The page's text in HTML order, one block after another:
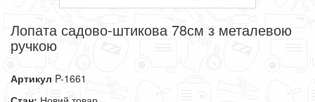
Лопата садово-штикова 78см з металевою
ручкою
Артикул P-1661